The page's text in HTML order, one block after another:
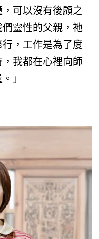
可以沒有後顧之
靈性的父親，祂
，工作是為了度
我都在心裡向師
」